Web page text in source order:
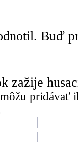
Buď
zažije
pridávať